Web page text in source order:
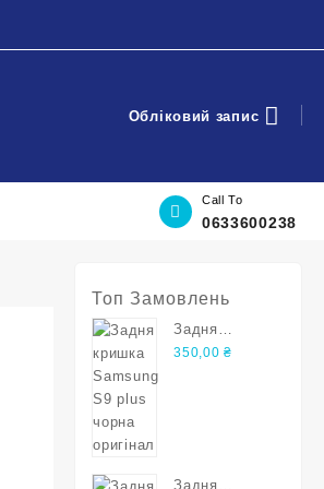
Обліковий запис
Call To
0633600238
Топ Замовлень
Задня
кришка
350,00₴
Задня